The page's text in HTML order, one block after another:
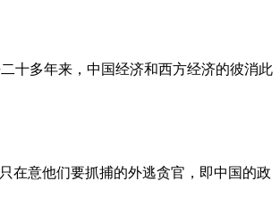
十多年来，中国经济和西方经济的彼消此
在意他们要抓捕的外逃贪官，即中国的政